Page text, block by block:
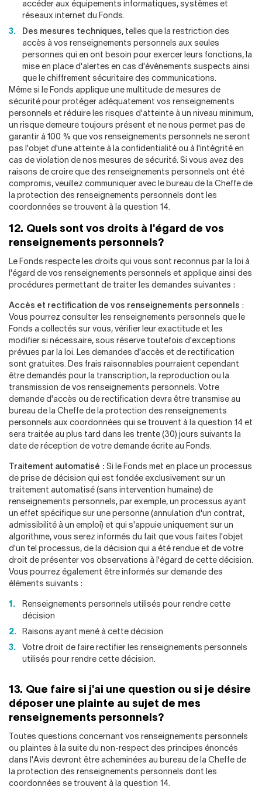
accéder aux équipements informatiques, systèmes et
réseaux internet du Fonds.
Des mesures techniques, telles que la restriction des
accès à vos renseignements personnels aux seules
personnes qui en ont besoin pour exercer leurs fonctions, la
mise en place d'alertes en cas d'évènements suspects ainsi
que le chiffrement sécuritaire des communications.
Même si le Fonds applique une multitude de mesures de
sécurité pour protéger adéquatement vos renseignements
personnels et réduire les risques d'atteinte à un niveau minimum,
un risque demeure toujours présent et ne nous permet pas de
garantir à 100 % que vos renseignements personnels ne seront
pas l'objet d'une atteinte à la confidentialité ou à l'intégrité en
cas de violation de nos mesures de sécurité. Si vous avez des
raisons de croire que des renseignements personnels ont été
compromis, veuillez communiquer avec le bureau de la Cheffe de
la protection des renseignements personnels dont les
coordonnées se trouvent à la question 14.
12. Quels sont vos droits à l'égard de vos
renseignements personnels?
Le Fonds respecte les droits qui vous sont reconnus par la loi à
l'égard de vos renseignements personnels et applique ainsi des
procédures permettant de traiter les demandes suivantes :
Accès et rectification de vos renseignements personnels :
Vous pourrez consulter les renseignements personnels que le
Fonds a collectés sur vous, vérifier leur exactitude et les
modifier si nécessaire, sous réserve toutefois d'exceptions
prévues par la loi. Les demandes d'accès et de rectification
sont gratuites. Des frais raisonnables pourraient cependant
être demandés pour la transcription, la reproduction ou la
transmission de vos renseignements personnels. Votre
demande d'accès ou de rectification devra être transmise au
bureau de la Cheffe de la protection des renseignements
personnels aux coordonnées qui se trouvent à la question 14 et
sera traitée au plus tard dans les trente (30) jours suivants la
date de réception de votre demande écrite au Fonds.
Traitement automatisé : Si le Fonds met en place un processus
de prise de décision qui est fondée exclusivement sur un
traitement automatisé (sans intervention humaine) de
renseignements personnels, par exemple, un processus ayant
un effet spécifique sur une personne (annulation d'un contrat,
admissibilité à un emploi) et qui s'appuie uniquement sur un
algorithme, vous serez informés du fait que vous faites l'objet
d'un tel processus, de la décision qui a été rendue et de votre
droit de présenter vos observations à l'égard de cette décision.
Vous pourrez également être informés sur demande des
éléments suivants :
Renseignements personnels utilisés pour rendre cette
décision
Raisons ayant mené à cette décision
Votre droit de faire rectifier les renseignements personnels
utilisés pour rendre cette décision.
13. Que faire si j'ai une question ou si je désire
déposer une plainte au sujet de mes
renseignements personnels?
Toutes questions concernant vos renseignements personnels
ou plaintes à la suite du non-respect des principes énoncés
dans l'Avis devront être acheminées au bureau de la Cheffe de
la protection des renseignements personnels dont les
coordonnées se trouvent à la question 14.